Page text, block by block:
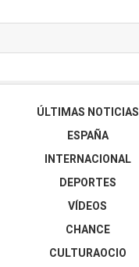
ÚLTIMAS NOTICIAS
ESPAÑA
INTERNACIONAL
DEPORTES
VÍDEOS
CHANCE
CULTURAOCIO